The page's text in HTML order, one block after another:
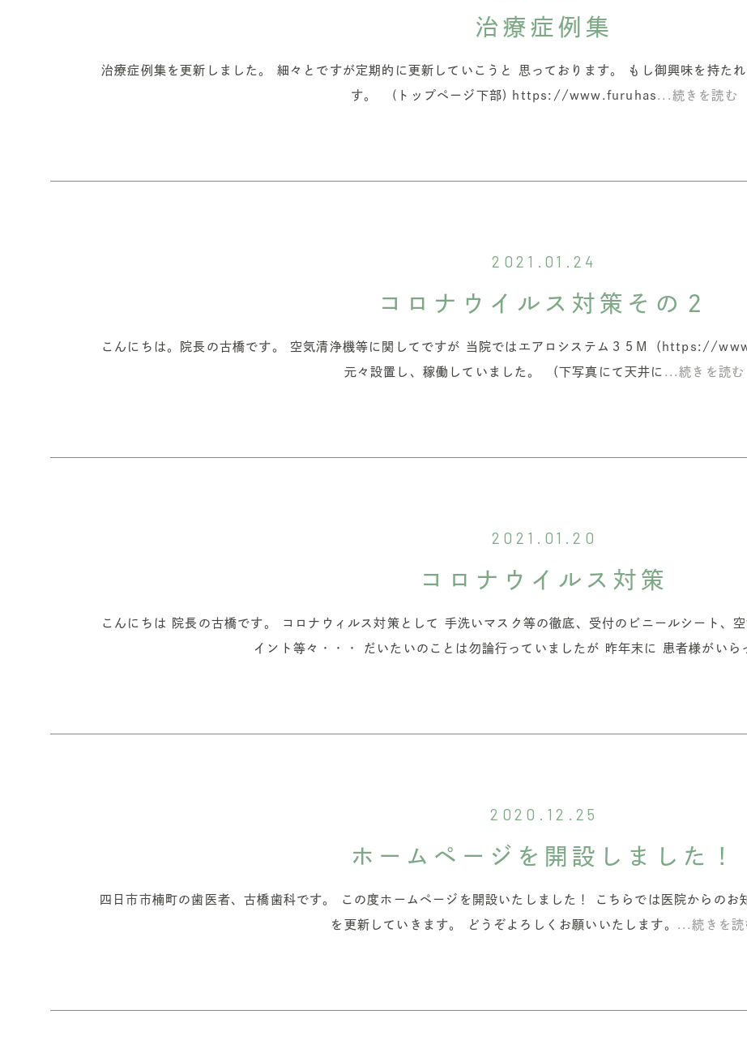
治療症例集
治療症例集を更新しました。 細々とですが定期的に更新していこうと 思っております。 もし御興味を持た
す。 (トップページ下部) https://www.furuhas ...続きを読む
2021.01.24
コロナウイルス対策その２
こんにちは。院長の古橋です。 空気清浄機等に関してですが 当院ではエアロシステム３５M（
元々設置し、稼働していました。 （下写真にて天井に ...続きを読む
2021.01.20
コロナウイルス対策
こんにちは 院長の古橋です。 コロナウィルス対策として 手洗いマスク等の徹底、受付のビニールシート、
イント等々・・・ だいたいのことは勿論行っていましたが 昨年末に 患者様がいら
2020.12.25
ホームページを開設しました！
四日市市楠町の歯医者、古橋歯科です。 この度ホームページを開設いたしました！ こちらでは医院からのお
を更新していきます。 どうぞよろしくお願いいたします。 ...続きを読